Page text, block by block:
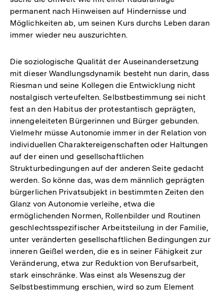
permanent nach Hinweisen auf Hindernisse und
Möglichkeiten ab, um seinen Kurs durchs Leben daran
immer wieder neu auszurichten.
Die soziologische Qualität der Auseinandersetzung
mit dieser Wandlungsdynamik besteht nun darin, dass
Riesman und seine Kollegen die Entwicklung nicht
nostalgisch verteufelten. Selbstbestimmung sei nicht
fest an den Habitus der protestantisch geprägten,
innengeleiteten Bürgerinnen und Bürger gebunden.
Vielmehr müsse Autonomie immer in der Relation von
individuellen Charaktereigenschaften oder Haltungen
auf der einen und gesellschaftlichen
Strukturbedingungen auf der anderen Seite gedacht
werden. So könne das, was dem männlich geprägten
bürgerlichen Privatsubjekt in bestimmten Zeiten den
Glanz von Autonomie verleihe, etwa die
ermöglichenden Normen, Rollenbilder und Routinen
geschlechtsspezifischer Arbeitsteilung in der Familie,
unter veränderten gesellschaftlichen Bedingungen zur
inneren Geißel werden, die es in seiner Fähigkeit zur
Veränderung, etwa zur Reduktion von Berufsarbeit,
stark einschränke. Was einst als Wesenszug der
Selbstbestimmung erschien, wird so zum Element